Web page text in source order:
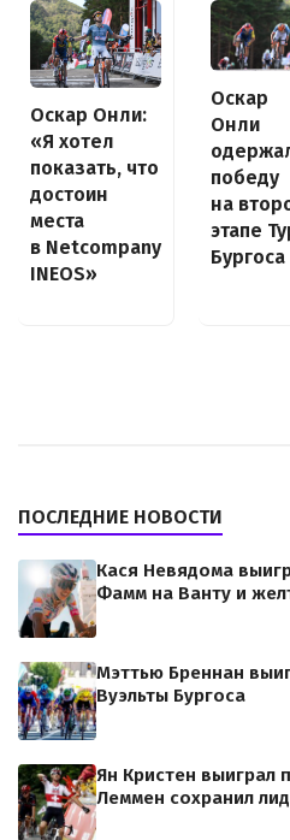
Оскар Онли:
«Я хотел
показать, что
достоин
места
в Netcompany
INEOS»
Оскар
Онли
победу
на
этапе
Бургоса
ПОСЛЕДНИЕ НОВОСТИ
Кася Невядома
Фамм на Ванту и
Мэттью Бреннан
Вуэльты Бургоса
Ян Кристен выиграл
Леммен сохранил